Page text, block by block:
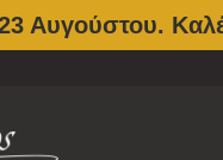
Αυγούστου.